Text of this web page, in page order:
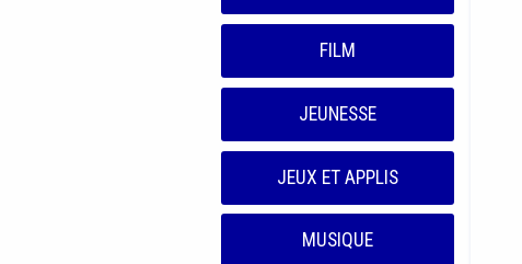
FILM
JEUNESSE
JEUX ET APPLIS
MUSIQUE